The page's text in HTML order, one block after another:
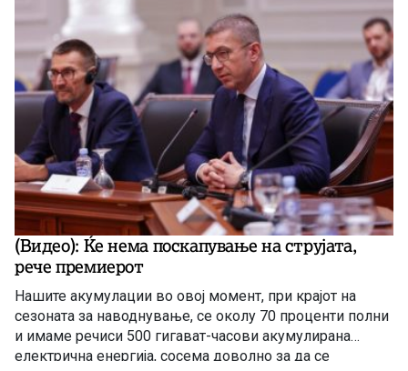
(Видео): Ќе нема поскапување на струјата,
рече премиерот
Нашите акумулации во овој момент, при крајот на
сезоната за наводнување, се околу 70 проценти полни
и имаме речиси 500 гигават-часови акумулирана
електрична енергија, сосема доволно за да се